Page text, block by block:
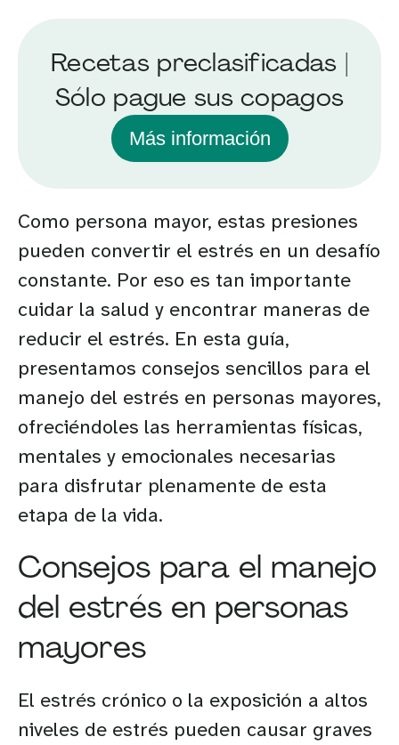
Recetas preclasificadas |
Sólo pague sus copagos
Más información
Como persona mayor, estas presiones
pueden convertir el estrés en un desafío
constante. Por eso es tan importante
cuidar la salud y encontrar maneras de
reducir el estrés. En esta guía,
presentamos consejos sencillos para el
manejo del estrés en personas mayores,
ofreciéndoles las herramientas físicas,
mentales y emocionales necesarias
para disfrutar plenamente de esta
etapa de la vida.
Consejos para el manejo
del estrés en personas
mayores
El estrés crónico o la exposición a altos
niveles de estrés pueden causar graves